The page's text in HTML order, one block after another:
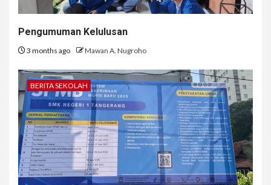
Pengumuman Kelulusan
3 months ago Mawan A. Nugroho
BERITA SEKOLAH